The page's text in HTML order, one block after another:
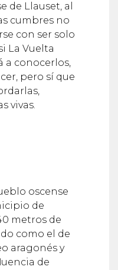
de Llauset, al
cumbres no
con ser solo
La Vuelta
a conocerlos,
pero sí que
vivas.
oscense
de
metros de
como el de
aragonés y
de